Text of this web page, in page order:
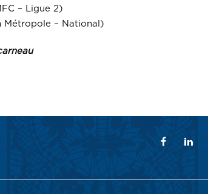
– Ligue 2)
Métropole – National)